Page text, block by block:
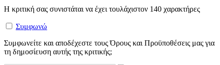
Η κριτική σας συνιστάται να έχει τουλάχιστον 140 χαρακτήρες
Συμφωνώ
Συμφωνείτε και αποδέχεστε τους Όρους και Προϋποθέσεις μας για
τη δημοσίευση αυτής της κριτικής;